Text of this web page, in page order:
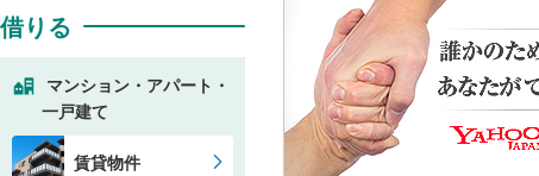
借りる
マンション・アパート・
一戸建て
賃貸物件